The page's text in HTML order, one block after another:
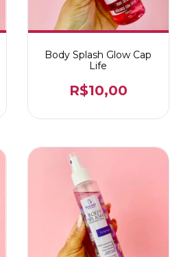
Body Splash Glow Cap
Life
R$10,00